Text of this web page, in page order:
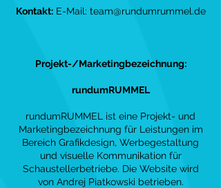
Kontakt:E-Mail: team@rundumrummel.de
Projekt-/Marketingbezeichnung:
rundumRUMMEL
rundumRUMMEL ist eine Projekt- und
Marketingbezeichnung für Leistungen im
Bereich Grafikdesign, Werbegestaltung
und visuelle Kommunikation für
Schaustellerbetriebe. Die Website wird
von Andrej Piatkowski betrieben.